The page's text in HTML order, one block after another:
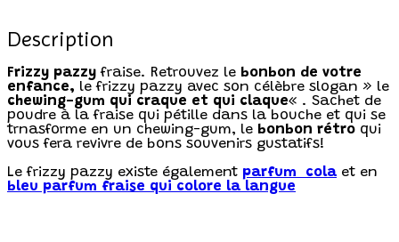
Description
Frizzy pazzy fraise. Retrouvez le bonbon de votre
enfance, le frizzy pazzy avec son célèbre slogan » le
chewing-gum qui craque et qui claque« . Sachet de
poudre à la fraise qui pétille dans la bouche et qui se
trnasforme en un chewing-gum, le bonbon rétro qui
vous fera revivre de bons souvenirs gustatifs!
Le frizzy pazzy existe également parfum colaet en
bleu parfum fraise qui colore la langue